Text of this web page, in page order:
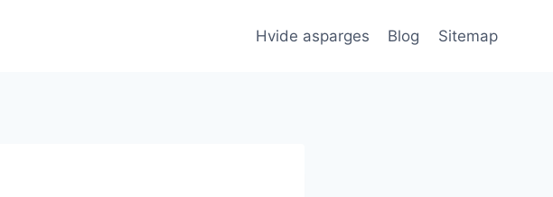
Hvide asparges Blog Sitemap